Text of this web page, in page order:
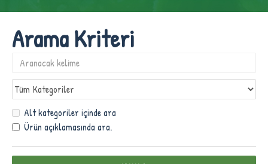
Arama Kriteri
Alt kategoriler içinde ara
Ürün açıklamasında ara.